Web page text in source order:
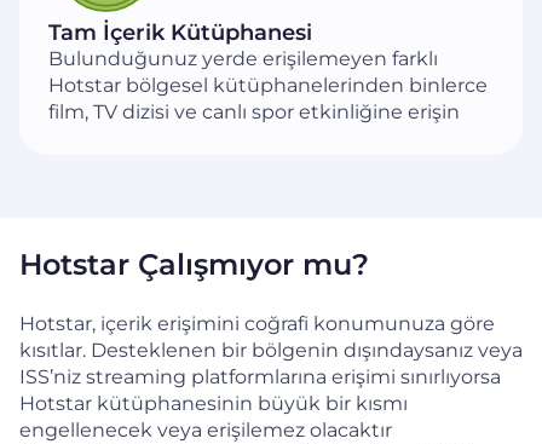
Tam İçerik Kütüphanesi
Bulunduğunuz yerde erişilemeyen farklı
Hotstar bölgesel kütüphanelerinden binlerce
film, TV dizisi ve canlı spor etkinliğine erişin
Hotstar Çalışmıyor mu?
Hotstar, içerik erişimini coğrafi konumunuza göre
kısıtlar. Desteklenen bir bölgenin dışındaysanız veya
ISS’niz streaming platformlarına erişimi sınırlıyorsa
Hotstar kütüphanesinin büyük bir kısmı
engellenecek veya erişilemez olacaktır